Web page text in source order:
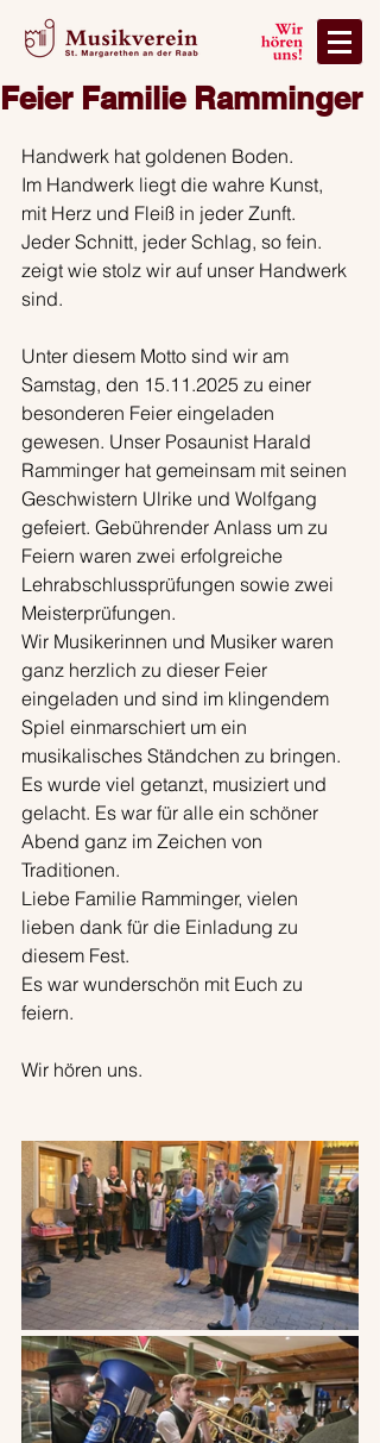
Feier Familie Ramminger
Handwerk hat goldenen Boden.
Im Handwerk liegt die wahre Kunst,
mit Herz und Fleiß in jeder Zunft.
Jeder Schnitt, jeder Schlag, so fein.
zeigt wie stolz wir auf unser Handwerk
sind.
Unter diesem Motto sind wir am
Samstag, den 15.11.2025 zu einer
besonderen Feier eingeladen
gewesen. Unser Posaunist Harald
Ramminger hat gemeinsam mit seinen
Geschwistern Ulrike und Wolfgang
gefeiert. Gebührender Anlass um zu
Feiern waren zwei erfolgreiche
Lehrabschlussprüfungen sowie zwei
Meisterprüfungen.
Wir Musikerinnen und Musiker waren
ganz herzlich zu dieser Feier
eingeladen und sind im klingendem
Spiel einmarschiert um ein
musikalisches Ständchen zu bringen.
Es wurde viel getanzt, musiziert und
gelacht. Es war für alle ein schöner
Abend ganz im Zeichen von
Traditionen.
Liebe Familie Ramminger, vielen
lieben dank für die Einladung zu
diesem Fest.
Es war wunderschön mit Euch zu
feiern.
Wir hören uns.